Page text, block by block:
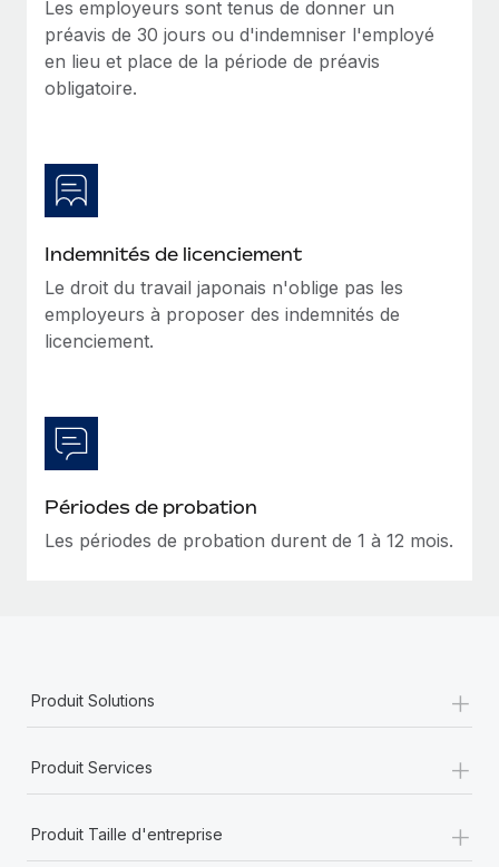
Création d’entité
Établissez des entités rapidement et en toute
conformité
employés
Avantages sociaux
Gérez facilement les avantages sociaux
Explorer le blog
BLOG
Intégrations Gusto et Xero et Gestion des
freelances Plus
toute taille à embaucher, gérer et payer...
En savoir plus
Phiture, un leader notable du conseil en matière de
croissance mobile internationale, encourage les...
En savoir plus
Les employeurs sont tenus de donner un
préavis de 30 jours ou d'indemniser l'employé
en lieu et place de la période de préavis
obligatoire.
Indemnités de licenciement
Le droit du travail japonais n'oblige pas les
employeurs à proposer des indemnités de
licenciement.
Périodes de probation
Les périodes de probation durent de 1 à 12 mois.
Produit Solutions +
Produit Services +
Produit Taille d'entreprise +